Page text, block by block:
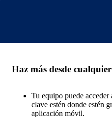
Haz más desde
Tu equipo puede
clave estén donde estén
aplicación móvil.